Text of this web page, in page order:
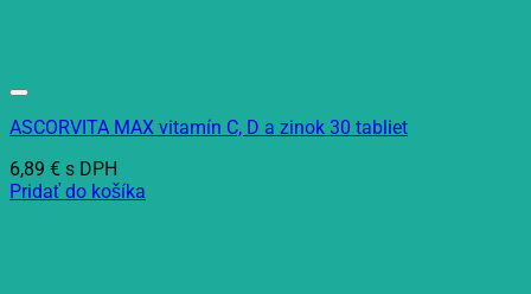
ASCORVITA MAX vitamín C, D a zinok 30 tabliet
6,89 € s DPH
Pridať do košíka